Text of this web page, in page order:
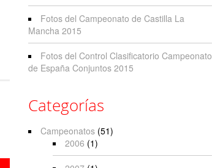
Fotos del Campeonato de Castilla La
Mancha 2015
Fotos del Control Clasificatorio Campeonato
de España Conjuntos 2015
Categorías
Campeonatos (51)
2006 (1)